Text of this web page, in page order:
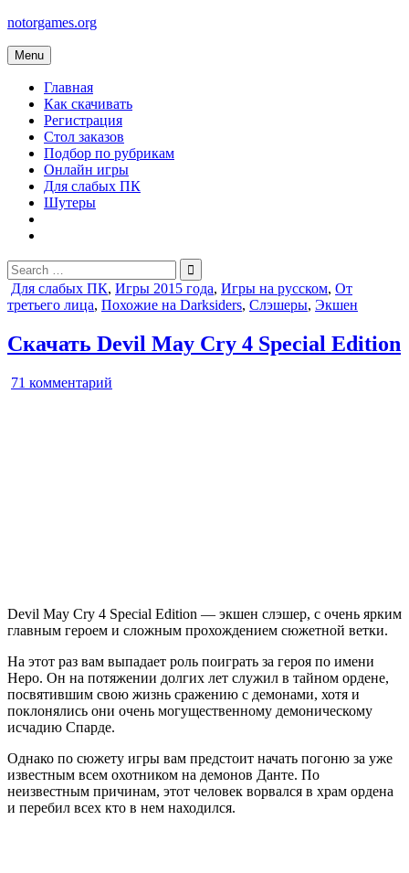
Skip
content
notorgames.org
Menu
Главная
Как скачивать
Регистрация
Стол заказов
Подбор по рубрикам
Онлайн игры
Для слабых ПК
Шутеры
Search
for:
Posted
in
Для слабых ПК, Игры 2015 года, Игры на русском, От
третьего лица, Похожие на Darksiders, Слэшеры, Экшен
Скачать Devil May Cry 4 Special Edition
71 комментарий
Devil May Cry 4 Special Edition — экшен слэшер, с очень ярким
главным героем и сложным прохождением сюжетной ветки.
На этот раз вам выпадает роль поиграть за героя по имени
Неро. Он на потяжении долгих лет служил в тайном ордене,
посвятившим свою жизнь сражению с демонами, хотя и
поклонялись они очень могущественному демоническому
исчадию Спарде.
Однако по сюжету игры вам предстоит начать погоню за уже
известным всем охотником на демонов Данте. По
неизвестным причинам, этот человек ворвался в храм ордена
и перебил всех кто в нем находился.